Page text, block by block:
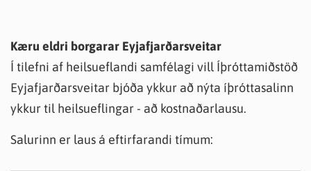
Kæru eldri borgarar Eyjafjarðarsveitar
Í tilefni af heilsueflandi samfélagi vill Íþróttamiðstöð
Eyjafjarðarsveitar bjóða ykkur að nýta íþróttasalinn
ykkur til heilsueflingar - að kostnaðarlausu.
Salurinn er laus á eftirfarandi tímum: